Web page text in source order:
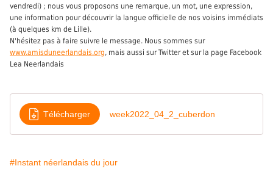
vendredi) ; nous vous proposons une remarque, un mot, une expression,
une information pour découvrir la langue officielle de nos voisins immédiats
(à quelques km de Lille).
N'hésitez pas à faire suivre le message. Nous sommes sur
www.amisduneerlandais.org, mais aussi sur Twitter et sur la page Facebook
Lea Neerlandais
Télécharger week2022_04_2_cuberdon
#Instant néerlandais du jour